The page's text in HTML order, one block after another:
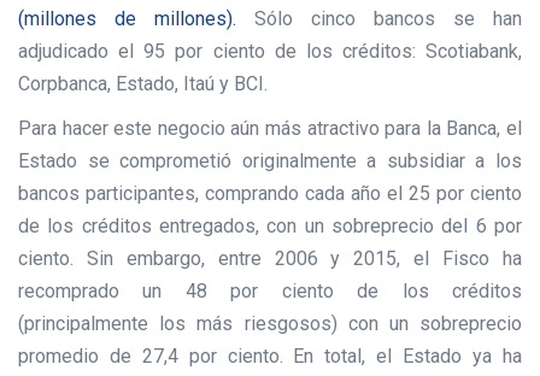
(millones de millones). Sólo cinco bancos se han
adjudicado el 95 por ciento de los créditos: Scotiabank,
Corpbanca, Estado, Itaú y BCI.
Para hacer este negocio aún más atractivo para la Banca, el
Estado se comprometió originalmente a subsidiar a los
bancos participantes, comprando cada año el 25 por ciento
de los créditos entregados, con un sobreprecio del 6 por
ciento. Sin embargo, entre 2006 y 2015, el Fisco ha
recomprado un 48 por ciento de los créditos
(principalmente los más riesgosos) con un sobreprecio
promedio de 27,4 por ciento. En total, el Estado ya ha